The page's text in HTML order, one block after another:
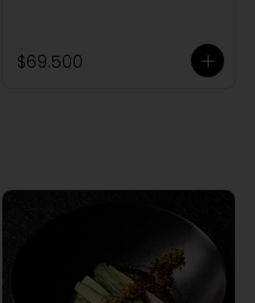
$69.500